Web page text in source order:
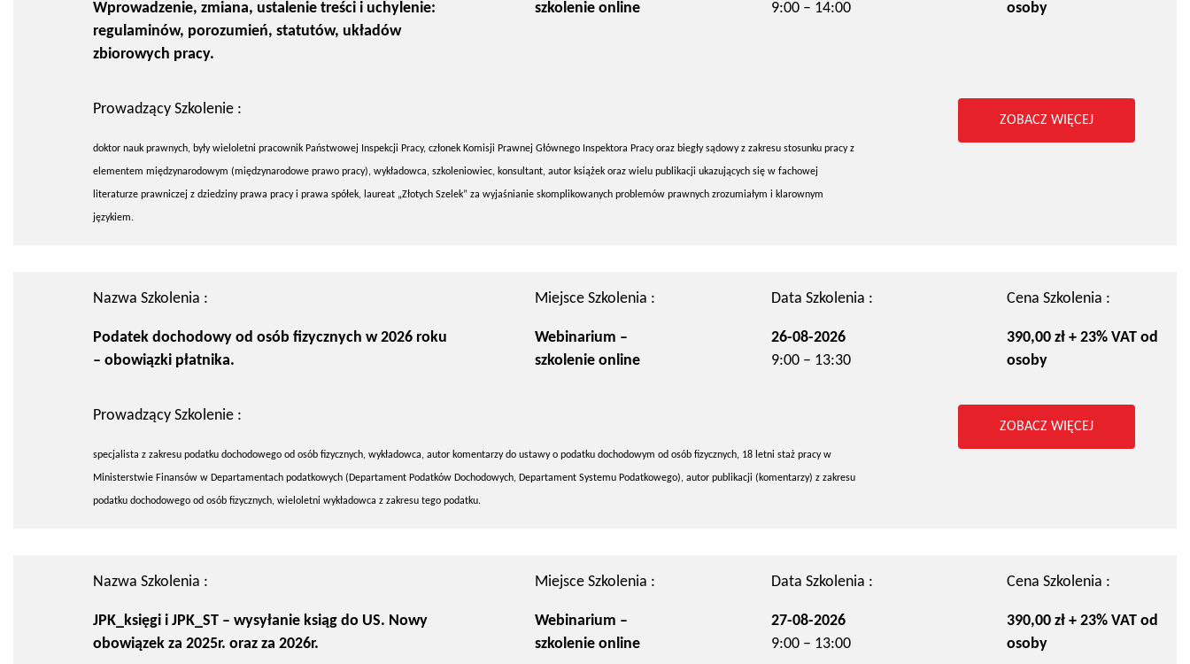
Wprowadzenie, zmiana, ustalenie treści i uchylenie:
regulaminów, porozumień, statutów, układów
zbiorowych pracy.
szkolenie online
9:00 – 14:00
osoby
Prowadzący Szkolenie :
doktor nauk prawnych, były wieloletni pracownik Państwowej Inspekcji Pracy, członek Komisji Prawnej Głównego Inspektora Pracy oraz biegły sądowy z zakresu stosunku pracy z
elementem międzynarodowym (międzynarodowe prawo pracy), wykładowca, szkoleniowiec, konsultant, autor książek oraz wielu publikacji ukazujących się w fachowej
literaturze prawniczej z dziedziny prawa pracy i prawa spółek, laureat „Złotych Szelek” za wyjaśnianie skomplikowanych problemów prawnych zrozumiałym i klarownym
językiem.
ZOBACZ WIĘCEJ
Nazwa Szkolenia :
Podatek dochodowy od osób fizycznych w 2026 roku
– obowiązki płatnika.
Miejsce Szkolenia :
Webinarium –
szkolenie online
Data Szkolenia :
26-08-2026
9:00 – 13:30
Cena Szkolenia :
390,00 zł + 23% VAT od
osoby
Prowadzący Szkolenie :
specjalista z zakresu podatku dochodowego od osób fizycznych, wykładowca, autor komentarzy do ustawy o podatku dochodowym od osób fizycznych, 18 letni staż pracy w
Ministerstwie Finansów w Departamentach podatkowych (Departament Podatków Dochodowych, Departament Systemu Podatkowego), autor publikacji (komentarzy) z zakresu
podatku dochodowego od osób fizycznych, wieloletni wykładowca z zakresu tego podatku.
ZOBACZ WIĘCEJ
Nazwa Szkolenia :
JPK_księgi i JPK_ST – wysyłanie ksiąg do US. Nowy
obowiązek za 2025r. oraz za 2026r.
Miejsce Szkolenia :
Webinarium –
szkolenie online
Data Szkolenia :
27-08-2026
9:00 – 13:00
Cena Szkolenia :
390,00 zł + 23% VAT od
osoby